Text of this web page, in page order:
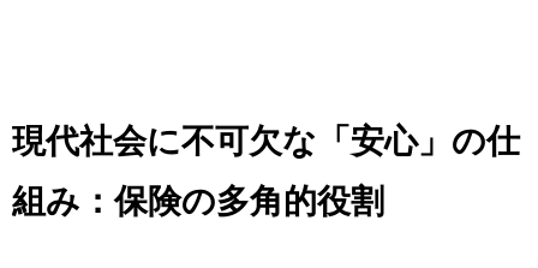
現代社会に不可欠な「安心」の仕
組み：保険の多角的役割